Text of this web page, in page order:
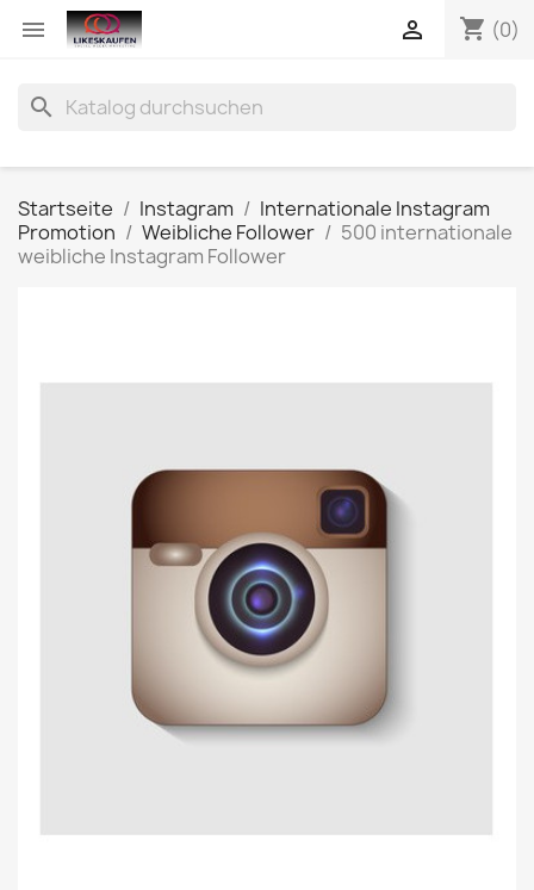
 shopping_cart (0)

search
Startseite Instagram
Internationale Instagram
Promotion
Weibliche Follower
500 internationale
weibliche Instagram Follower